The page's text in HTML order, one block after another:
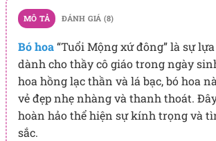
MÔ TẢ ĐÁNH GIÁ (8)
Bó hoa“Tuổi Mộng xứ đông” là sự
dành cho thầy cô giáo trong ngày
hoa hồng lạc thần và lá bạc, bó hoa
vẻ đẹp nhẹ nhàng và thanh thoát.
hoàn hảo thể hiện sự kính trọng và
sắc.